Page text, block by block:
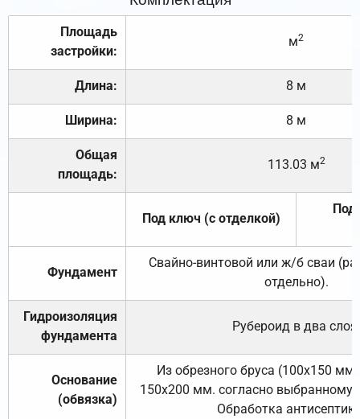
Площадь
застройки:
м2
Длина: 8 м
Ширина: 8 м
Общая
площадь:
113.03 м2
Под ключ (с отделкой)
Под
Фундамент
Свайно-винтовой или ж/б сваи
отдельно).
Гидроизоляция
фундамента
Рубероид в два слоя.
Основание
(обвязка)
Из обрезного бруса (100х150
150х200 мм. согласно выбранному
Обработка